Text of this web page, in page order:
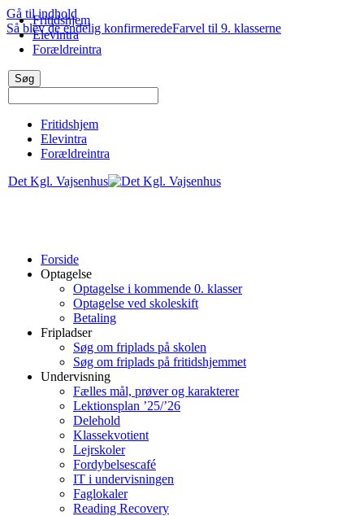
Gå til indhold
Så blev de endelig konfirmeredeFarvel til 9. klasserne
Fritidshjem
Elevintra
Forældreintra
Det Kgl. Vajsenhus
Forside
Optagelse
Optagelse i kommende 0. klasser
Optagelse ved skoleskift
Betaling
Fripladser
Søg om friplads på skolen
Søg om friplads på fritidshjemmet
Undervisning
Fælles mål, prøver og karakterer
Lektionsplan ’25/’26
Delehold
Klassekvotient
Lejrskoler
Fordybelsescafé
IT i undervisningen
Faglokaler
Reading Recovery
Fritidshjem
Elevintra
Forældreintra